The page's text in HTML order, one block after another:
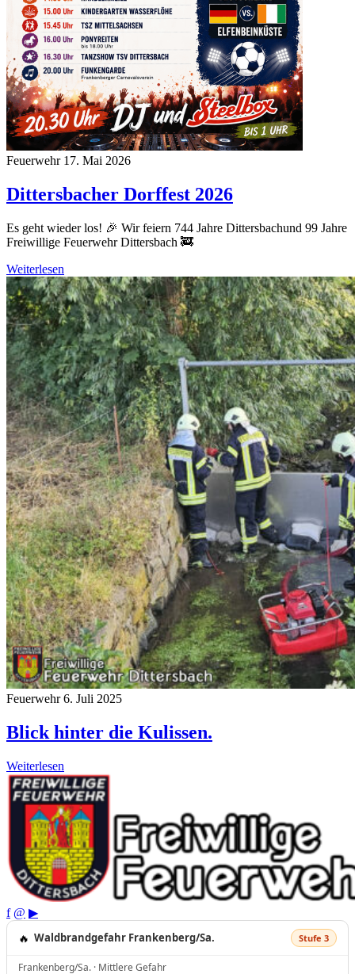
Feuerwehr 17. Mai 2026
Dittersbacher Dorffest 2026
Es geht wieder los! 🎉 Wir feiern 744 Jahre Dittersbachund 99 Jahre
Freiwillige Feuerwehr Dittersbach 🚒
Weiterlesen
Feuerwehr 6. Juli 2025
Blick hinter die Kulissen.
Weiterlesen
f @ ▶
🔥 Waldbrandgefahr Frankenberg/Sa. Stufe 3
Frankenberg/Sa. · Mittlere Gefahr